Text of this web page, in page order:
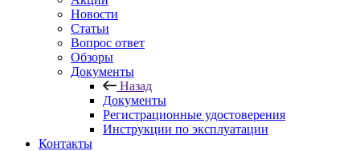
Новости
Статьи
Вопрос ответ
Обзоры
Документы
Назад
Документы
Регистрационные удостоверения
Инструкции по эксплуатации
Контакты